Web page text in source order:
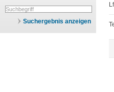
Suchergebnis anzeigen